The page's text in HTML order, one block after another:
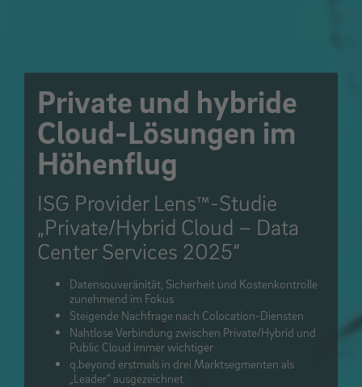
Private und hybride
Cloud-Lösungen im
Höhenflug
ISG Provider Lens™-Studie
„Private/Hybrid Cloud – Data
Center Services 2025“
Datensouveränität, Sicherheit und Kostenkontrolle
zunehmend im Fokus
Steigende Nachfrage nach Colocation-Diensten
Nahtlose Verbindung zwischen Private/Hybrid und
Public Cloud immer wichtiger
q.beyond erstmals in drei Marktsegmenten als
„Leader“ ausgezeichnet